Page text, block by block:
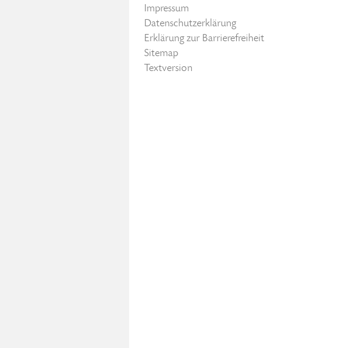
Impressum
Datenschutzerklärung
Erklärung zur Barrierefreiheit
Sitemap
Textversion